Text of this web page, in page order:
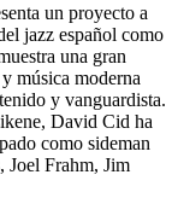
un proyecto a
jazz español como
una gran
música moderna
y vanguardista.
David Cid ha
como sideman
Joel Frahm, Jim